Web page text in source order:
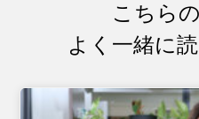
こちら
よく一緒に